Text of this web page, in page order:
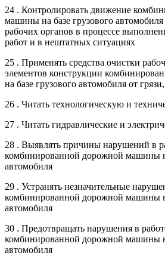
24 . Контролировать движение
машины на базе грузового
рабочих органов в процессе
работ и в нештатных ситуациях
25 . Применять средства очистки
элементов конструкции
на базе грузового автомобиля от
26 . Читать технологическую и
27 . Читать гидравлические и
28 . Выявлять причины нарушений в
комбинированной дорожной машины
автомобиля
29 . Устранять незначительные
комбинированной дорожной машины
автомобиля
30 . Предотвращать нарушения в
комбинированной дорожной машины
автомобиля